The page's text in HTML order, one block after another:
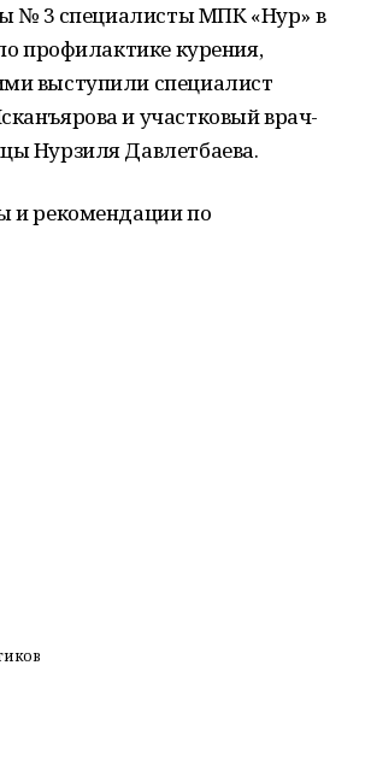
№ 3 специалисты МПК «Нур» в
профилактике курения,
выступили специалист
и участковый врач-
Нурзиля Давлетбаева.
и рекомендации по